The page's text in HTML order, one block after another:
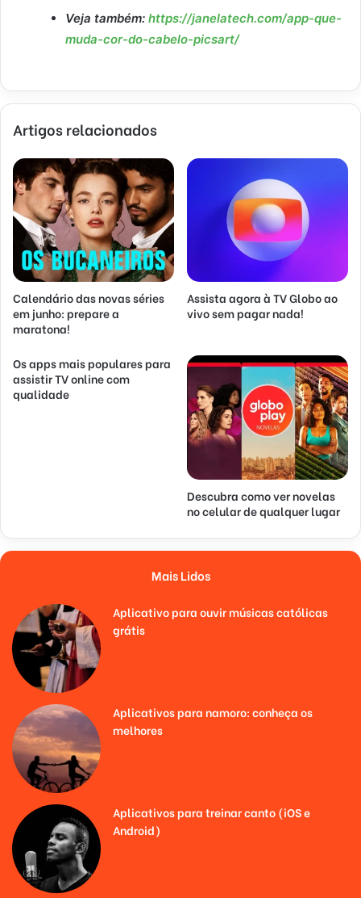
Veja também: https://janelatech.com/app-que-
muda-cor-do-cabelo-picsart/
Artigos relacionados
Calendário das novas séries
em junho: prepare a
maratona!
Assista agora à TV Globo ao
vivo sem pagar nada!
Os apps mais populares para
assistir TV online com
qualidade
Descubra como ver novelas
no celular de qualquer lugar
Mais Lidos
Aplicativo para ouvir músicas católicas
grátis
Aplicativos para namoro: conheça os
melhores
Aplicativos para treinar canto (iOS e
Android)